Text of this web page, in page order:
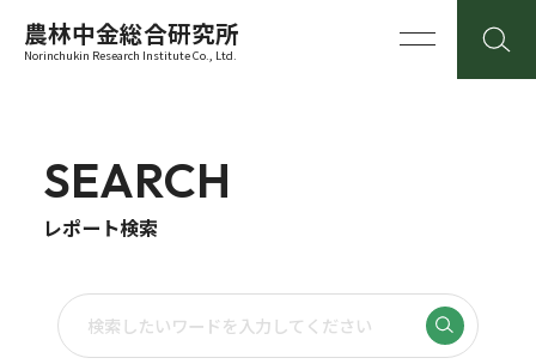
農林中金総合研究所
Norinchukin Research Institute Co., Ltd.
SEARCH
レポート検索